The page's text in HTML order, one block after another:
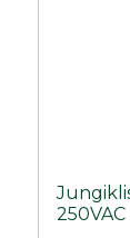
250VAC